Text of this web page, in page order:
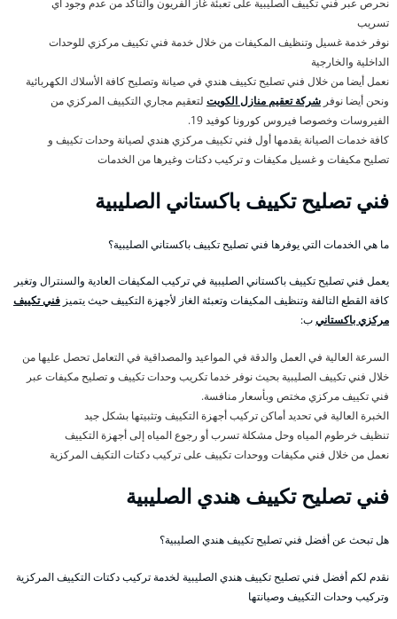
تسريب
نوفر خدمة غسيل وتنظيف المكيفات من خلال خدمة فني تكييف مركزي للوحدات
الداخلية والخارجية
نعمل أيضا من خلال فني تصليح تكييف هندي في صيانة وتصليح كافة الأسلاك الكهربائية
ونحن أيضا نوفر شركة تعقيم منازل الكويت لتعقيم مجاري التكييف المركزي من
الفيروسات وخصوصا فيروس كورونا كوفيد 19.
كافة خدمات الصيانة يقدمها أول فني تكييف مركزي هندي لصيانة وحدات تكييف و
تصليح مكيفات و غسيل مكيفات و تركيب دكتات وغيرها من الخدمات
فني تصليح تكييف باكستاني الصليبية
ما هي الخدمات التي يوفرها فني تصليح تكييف باكستاني الصليبية؟
يعمل فني تصليح تكييف باكستاني الصليبية في تركيب المكيفات العادية والسنترال وتغير
كافة القطع التالفة وتنظيف المكيفات وتعبئة الغاز لأجهزة التكييف حيث يتميز فني تكييف
مركزي باكستانيب:
السرعة العالية في العمل والدقة في المواعيد والمصداقية في التعامل تحصل عليها من
خلال فني تكييف الصليبية بحيث نوفر خدما تكريب وحدات تكييف و تصليح مكيفات عبر
فني تكييف مركزي مختص وبأسعار منافسة.
الخبرة العالية في تحديد أماكن تركيب أجهزة التكييف وتثبيتها بشكل جيد
تنظيف خرطوم المياه وحل مشكلة تسرب أو رجوع المياه إلى أجهزة التكييف
نعمل من خلال فني مكيفات ووحدات تكييف على تركيب دكتات التكيف المركزية
فني تصليح تكييف هندي الصليبية
هل تبحث عن أفضل فني تصليح تكييف هندي الصليبية؟
نقدم لكم أفضل فني تصليح تكييف هندي الصليبية لخدمة تركيب دكتات التكييف المركزية
وتركيب وحدات التكييف وصيانتها